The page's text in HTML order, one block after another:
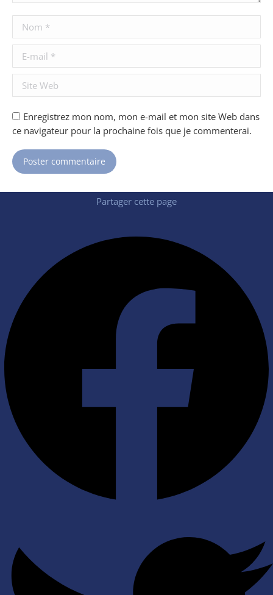
Nom *
E-mail *
Site Web
Enregistrez mon nom, mon e-mail et mon site Web dans
ce navigateur pour la prochaine fois que je commenterai.
Poster commentaire
Partager cette page